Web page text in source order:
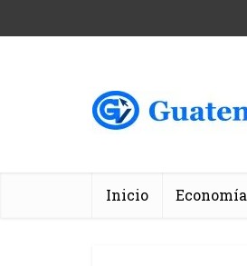
Inicio Economía